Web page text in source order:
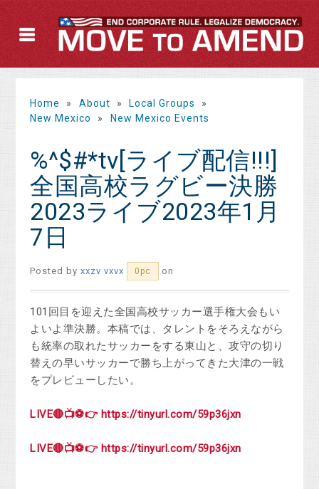
Home » About » Local Groups
»
New Mexico
» New Mexico Events
%^$#*tv[ライブ配信!!!]
全国高校ラグビー決勝
2023ライブ2023年1月
7日
Posted byxxzv vxvx 0pc on
101回目を迎えた全国高校サッカー選手権大会もい
よいよ準決勝。本稿では、タレントをそろえながら
も統率の取れたサッカーをする東山と、攻守の切り
替えの早いサッカーで勝ち上がってきた大津の一戦
をプレビューしたい。
LIVE🔴📺⚽👉 https://tinyurl.com/59p36jxn
LIVE🔴📺⚽👉 https://tinyurl.com/59p36jxn